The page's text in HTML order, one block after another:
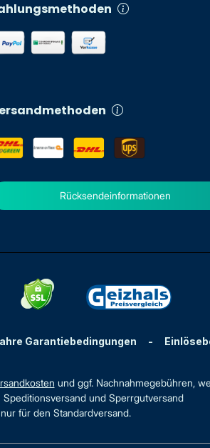
Rücksendeinformationen
Garantiebedingungen -
und ggf. Nachnahmegebühren,
und Sperrgutversand
für den Standardversand.